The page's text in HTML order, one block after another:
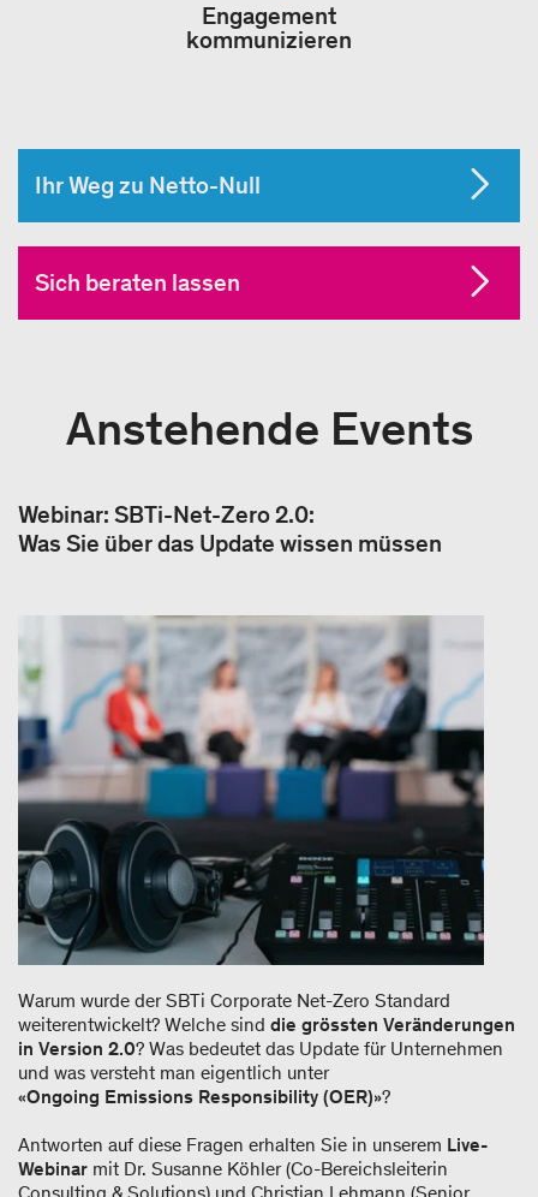
Engagement
kommunizieren
Ihr Weg zu Netto-Null
Sich beraten lassen
Anstehende Events
Webinar: SBTi-Net-Zero 2.0:
Was Sie über das Update wissen müssen
Warum wurde der SBTi Corporate Net-Zero Standard
weiterentwickelt? Welche sind die grössten Veränderungen
in Version 2.0? Was bedeutet das Update für Unternehmen
und was versteht man eigentlich unter
«Ongoing Emissions Responsibility (OER)»?
Antworten auf diese Fragen erhalten Sie in unserem Live-
Webinar mit Dr. Susanne Köhler (Co-Bereichsleiterin